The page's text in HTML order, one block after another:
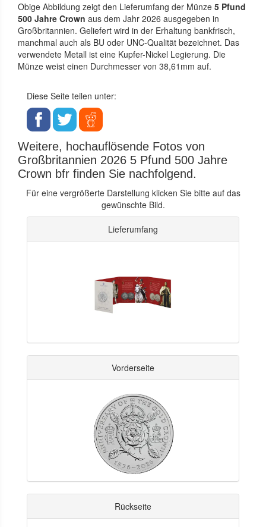
Obige Abbildung zeigt den Lieferumfang der Münze 5 Pfund
500 Jahre Crown aus dem Jahr 2026 ausgegeben in
Großbritannien. Geliefert wird in der Erhaltung bankfrisch,
manchmal auch als BU oder UNC-Qualität bezeichnet. Das
verwendete Metall ist eine Kupfer-Nickel Legierung. Die
Münze weist einen Durchmesser von 38,61mm auf.
Diese Seite teilen unter:
Weitere, hochauflösende Fotos von
Großbritannien 2026 5 Pfund 500 Jahre
Crown bfr finden Sie nachfolgend.
Für eine vergrößerte Darstellung klicken Sie bitte auf das
gewünschte Bild.
Lieferumfang
Vorderseite
Rückseite